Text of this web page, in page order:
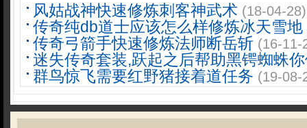
风姑战神快速修炼刺客神武术 (18-04-28)
传奇纯db道士应该怎么样修炼冰天雪地
传奇弓箭手快速修炼法师断岳斩 (16-11-
迷失传奇套装,跃起之后帮助黑锷蜘蛛
群鸟惊飞需要红野猪接着道任务 (19-08-